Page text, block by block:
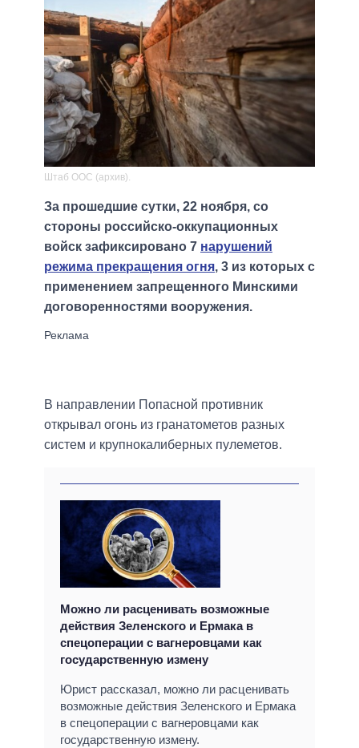
Штаб ООС (архив).
За прошедшие сутки, 22 ноября, со
стороны российско-оккупационных
войск зафиксировано 7 нарушений
режима прекращения огня, 3 из которых с
применением запрещенного Минскими
договоренностями вооружения.
В направлении Попасной противник
открывал огонь из гранатометов разных
систем и крупнокалиберных пулеметов.
Можно ли расценивать возможные
действия Зеленского и Ермака в
спецоперации с вагнеровцами как
государственную измену
Юрист рассказал, можно ли расценивать
возможные действия Зеленского и Ермака
в спецоперации с вагнеровцами как
государственную измену.